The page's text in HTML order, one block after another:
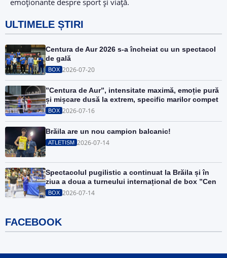
ULTIMELE ȘTIRI
Centura de Aur 2026 s-a încheiat cu un spectacol
de gală
BOX 2026-07-20
”Centura de Aur”, intensitate maximă, emoție pură
și mișcare dusă la extrem, specific marilor compet
BOX 2026-07-16
Brăila are un nou campion balcanic!
ATLETISM 2026-07-14
Spectacolul pugilistic a continuat la Brăila și în
ziua a doua a turneului internațional de box ”Cen
BOX 2026-07-14
FACEBOOK